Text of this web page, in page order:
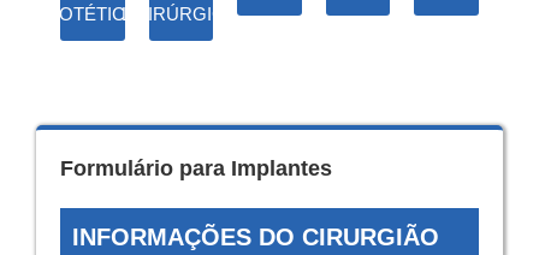
PROTÉTICOSL CIRÚRGICO
Formulário para Implantes
INFORMAÇÕES DO CIRURGIÃO